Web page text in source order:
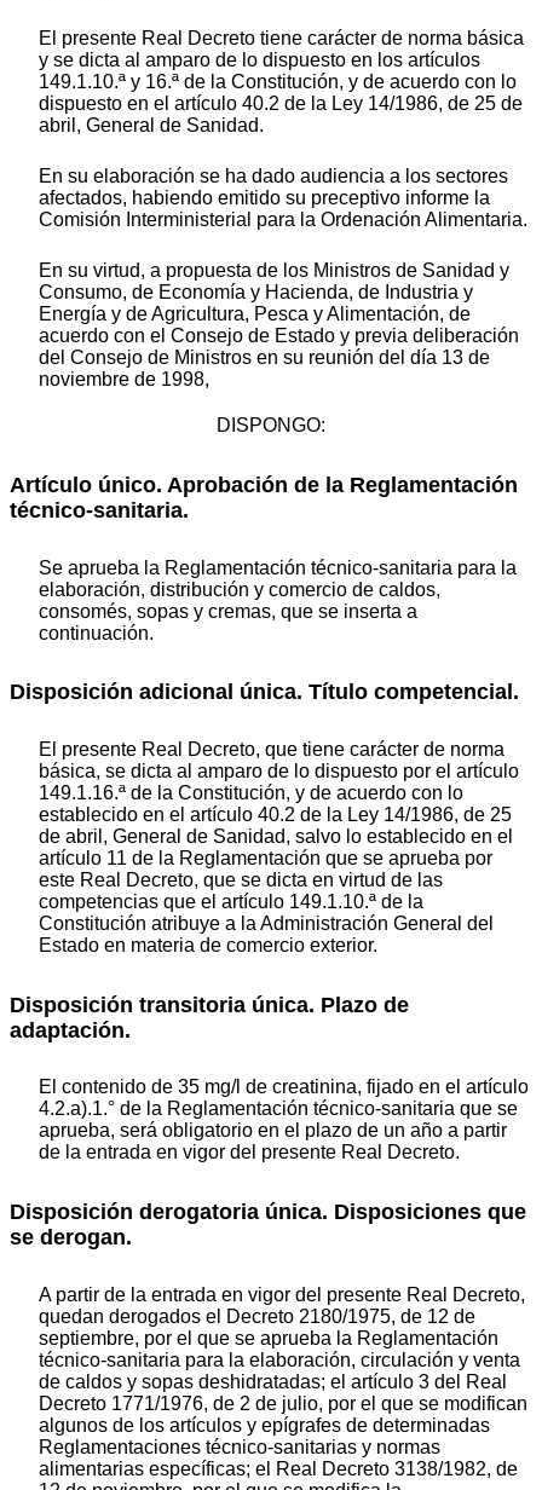
El presente Real Decreto tiene carácter de norma básica
y se dicta al amparo de lo dispuesto en los artículos
149.1.10.ª y 16.ª de la Constitución, y de acuerdo con lo
dispuesto en el artículo 40.2 de la Ley 14/1986, de 25 de
abril, General de Sanidad.
En su elaboración se ha dado audiencia a los sectores
afectados, habiendo emitido su preceptivo informe la
Comisión Interministerial para la Ordenación Alimentaria.
En su virtud, a propuesta de los Ministros de Sanidad y
Consumo, de Economía y Hacienda, de Industria y
Energía y de Agricultura, Pesca y Alimentación, de
acuerdo con el Consejo de Estado y previa deliberación
del Consejo de Ministros en su reunión del día 13 de
noviembre de 1998,
DISPONGO:
Artículo único. Aprobación de la Reglamentación
técnico-sanitaria.
Se aprueba la Reglamentación técnico-sanitaria para la
elaboración, distribución y comercio de caldos,
consomés, sopas y cremas, que se inserta a
continuación.
Disposición adicional única. Título competencial.
El presente Real Decreto, que tiene carácter de norma
básica, se dicta al amparo de lo dispuesto por el artículo
149.1.16.ª de la Constitución, y de acuerdo con lo
establecido en el artículo 40.2 de la Ley 14/1986, de 25
de abril, General de Sanidad, salvo lo establecido en el
artículo 11 de la Reglamentación que se aprueba por
este Real Decreto, que se dicta en virtud de las
competencias que el artículo 149.1.10.ª de la
Constitución atribuye a la Administración General del
Estado en materia de comercio exterior.
Disposición transitoria única. Plazo de
adaptación.
El contenido de 35 mg/l de creatinina, fijado en el artículo
4.2.a).1.° de la Reglamentación técnico-sanitaria que se
aprueba, será obligatorio en el plazo de un año a partir
de la entrada en vigor del presente Real Decreto.
Disposición derogatoria única. Disposiciones que
se derogan.
A partir de la entrada en vigor del presente Real Decreto,
quedan derogados el Decreto 2180/1975, de 12 de
septiembre, por el que se aprueba la Reglamentación
técnico-sanitaria para la elaboración, circulación y venta
de caldos y sopas deshidratadas; el artículo 3 del Real
Decreto 1771/1976, de 2 de julio, por el que se modifican
algunos de los artículos y epígrafes de determinadas
Reglamentaciones técnico-sanitarias y normas
alimentarias específicas; el Real Decreto 3138/1982, de